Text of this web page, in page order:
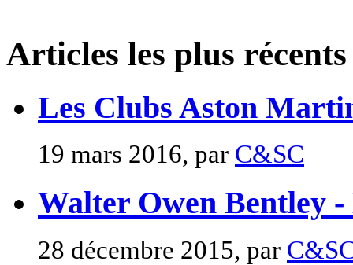
Articles les plus récents
Les Clubs Aston
19 mars 2016, par C&SC
Walter Owen Bentley
28 décembre 2015, par